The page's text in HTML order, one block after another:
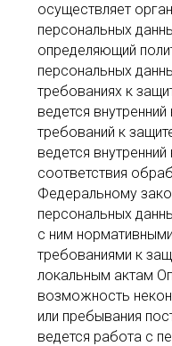
осуществляет
персональных
определяющий
персональных
требованиях к
ведется
требований к
ведется
соответствия
Федеральному
персональных
с ним
требованиями к
локальным актам
возможность
или пребывания
ведется работа с